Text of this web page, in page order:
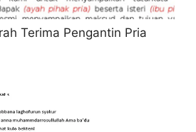
Terima Pengantin Pria